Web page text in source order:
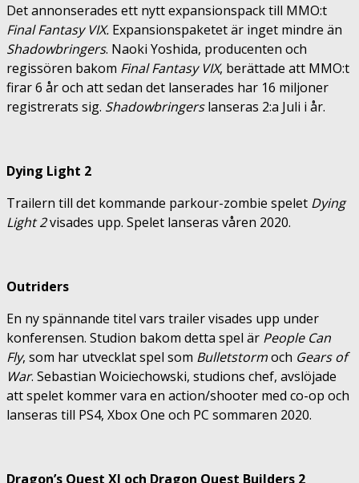
Det annonserades ett nytt expansionspack till MMO:t
Final Fantasy VIX. Expansionspaketet är inget mindre än
Shadowbringers. Naoki Yoshida, producenten och
regissören bakom Final Fantasy VIX, berättade att MMO:t
firar 6 år och att sedan det lanserades har 16 miljoner
registrerats sig. Shadowbringerslanseras 2:a Juli i år.
Dying Light 2
Trailern till det kommande parkour-zombie spelet Dying
Light 2visades upp. Spelet lanseras våren 2020.
Outriders
En ny spännande titel vars trailer visades upp under
konferensen. Studion bakom detta spel är People Can
Fly, som har utvecklat spel som Bulletstormoch Gears of
War. Sebastian Woiciechowski, studions chef, avslöjade
att spelet kommer vara en action/shooter med co-op och
lanseras till PS4, Xbox One och PC sommaren 2020.
Dragon’s Quest XI och Dragon Quest Builders 2